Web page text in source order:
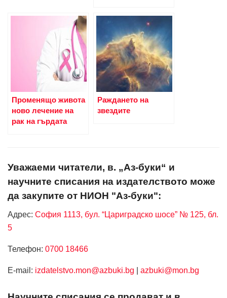
Променящо живота
ново лечение на
рак на гърдата
Раждането на
звездите
Уважаеми читатели, в. „Аз-буки“ и
научните списания на издателството може
да закупите от НИОН "Аз-буки":
Адрес: София 1113, бул. “Цариградско шосе” № 125, бл.
5
Телефон: 0700 18466
Е-mail: izdatelstvo.mon@azbuki.bg azbuki@mon.bg